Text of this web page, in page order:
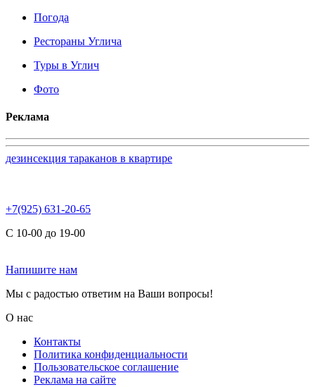
Погода
Рестораны Углича
Туры в Углич
Фото
Реклама
дезинсекция тараканов в квартире
+7(925) 631-20-65
С 10-00 до 19-00
Напишите нам
Мы с радостью ответим на Ваши вопросы!
О нас
Контакты
Политика конфиденциальности
Пользовательское соглашение
Реклама на сайте